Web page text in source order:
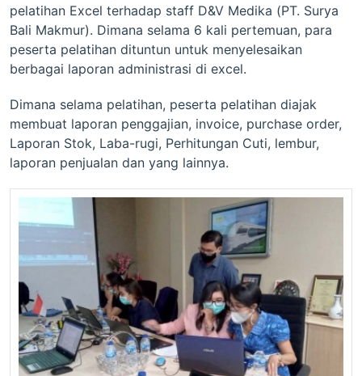
pelatihan Excel terhadap staff D&V Medika (PT. Surya
Bali Makmur). Dimana selama 6 kali pertemuan, para
peserta pelatihan dituntun untuk menyelesaikan
berbagai laporan administrasi di excel.
Dimana selama pelatihan, peserta pelatihan diajak
membuat laporan penggajian, invoice, purchase order,
Laporan Stok, Laba-rugi, Perhitungan Cuti, lembur,
laporan penjualan dan yang lainnya.